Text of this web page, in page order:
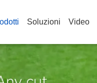
Soluzioni Video